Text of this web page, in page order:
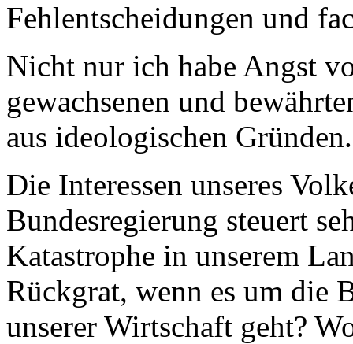
Fehlentscheidungen und
Nicht nur ich habe Angst
gewachsenen und
aus ideologischen Gründen.
Die Interessen unseres
Bundesregierung steuert
Katastrophe in unserem
Rückgrat, wenn es um die
unserer Wirtschaft geht?